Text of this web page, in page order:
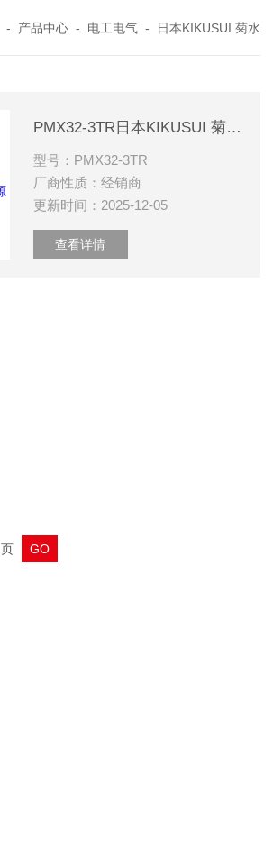
- 产品中心 - 电工电气 - 日本KIKUSUI 菊水
PMX32-3TR日本KIKUSUI 菊水 工业电源
型号：PMX32-3TR
厂商性质：经销商
更新时间：2025-12-05
查看详情
页